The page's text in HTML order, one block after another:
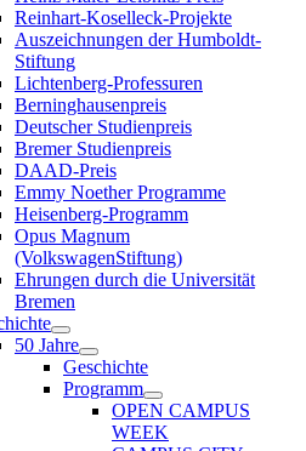
Reinhart-Koselleck-Projekte
Auszeichnungen der Humboldt-
Stiftung
Lichtenberg-Professuren
Berninghausenpreis
Deutscher Studienpreis
Bremer Studienpreis
DAAD-Preis
Emmy Noether Programme
Heisenberg-Programm
Opus Magnum
(VolkswagenStiftung)
Ehrungen durch die Universität
Bremen
50 Jahre
Geschichte
Programm
OPEN CAMPUS
WEEK